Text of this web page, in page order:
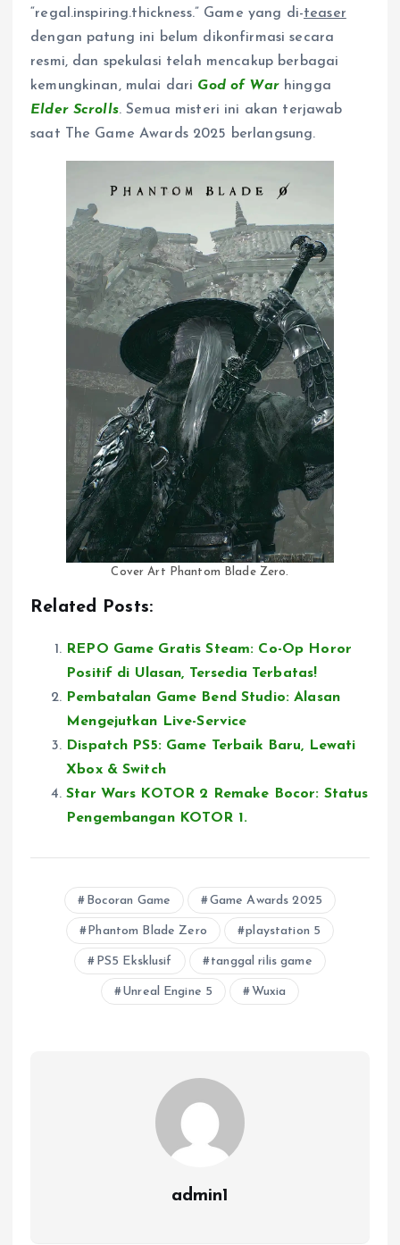
“regal.inspiring.thickness.” Game yang di-teaser
dengan patung ini belum dikonfirmasi secara
resmi, dan spekulasi telah mencakup berbagai
kemungkinan, mulai dari God of Warhingga
Elder Scrolls. Semua misteri ini akan terjawab
saat The Game Awards 2025 berlangsung.
Cover Art Phantom Blade Zero.
Related Posts:
REPO Game Gratis Steam: Co-Op Horor
Positif di Ulasan, Tersedia Terbatas!
Pembatalan Game Bend Studio: Alasan
Mengejutkan Live-Service
Dispatch PS5: Game Terbaik Baru, Lewati
Xbox & Switch
Star Wars KOTOR 2 Remake Bocor: Status
Pengembangan KOTOR 1.
Bocoran Game Game Awards 2025
Phantom Blade Zero playstation 5
PS5 Eksklusif tanggal rilis game
Unreal Engine 5 Wuxia
admin1